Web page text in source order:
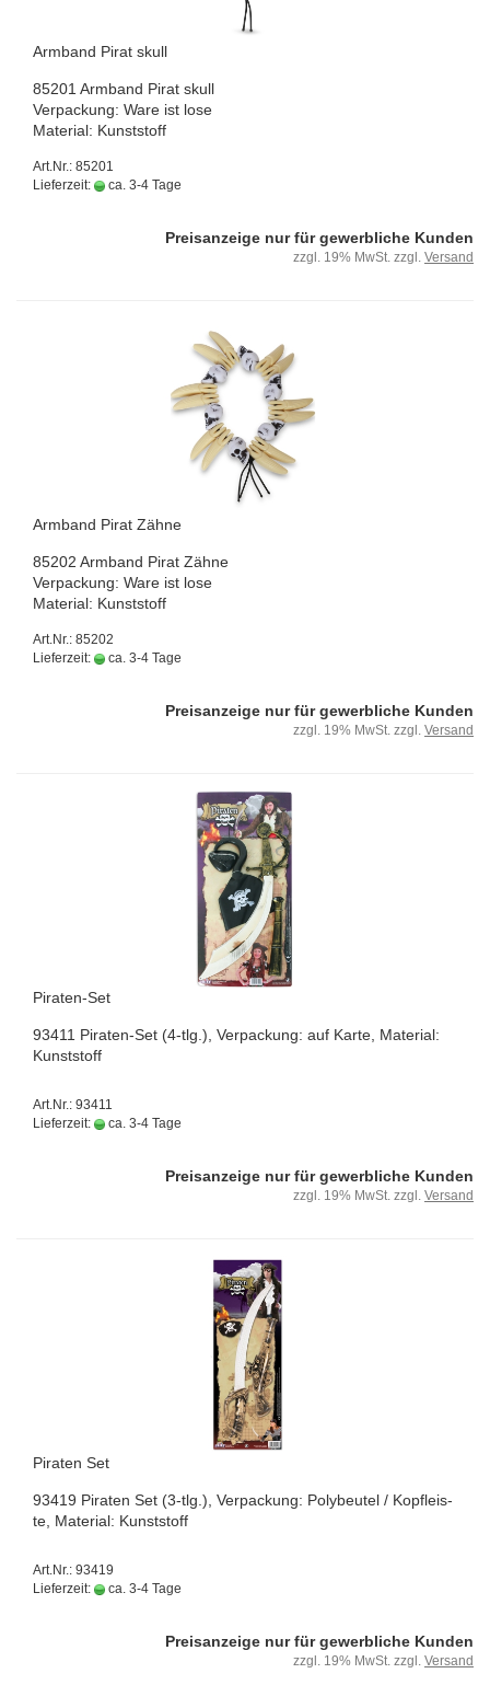
Arm­band Pirat skull
85201 Arm­band Pirat skull
Ver­pa­ckung: Ware ist lose
Ma­te­ri­al: Kunst­stoff
Art.Nr.: 85201
Lieferzeit:
ca. 3-4 Tage
Preisanzeige nur für gewerbliche Kunden
zzgl. 19% MwSt. zzgl. Versand
Arm­band Pirat Zähne
85202 Arm­band Pirat Zähne
Ver­pa­ckung: Ware ist lose
Ma­te­ri­al: Kunst­stoff
Art.Nr.: 85202
Lieferzeit:
ca. 3-4 Tage
Preisanzeige nur für gewerbliche Kunden
zzgl. 19% MwSt. zzgl. Versand
Piraten-​​Set
93411 Piraten-​Set (4-tlg.), Ver­pa­ckung: auf Karte, Ma­te­ri­al:
Kunst­stoff
Art.Nr.: 93411
Lieferzeit:
ca. 3-4 Tage
Preisanzeige nur für gewerbliche Kunden
zzgl. 19% MwSt. zzgl. Versand
Pi­ra­ten Set
93419 Pi­ra­ten Set (3-tlg.), Ver­pa­ckung: Po­ly­beu­tel / Kopf­leis­
te, Ma­te­ri­al: Kunst­stoff
Art.Nr.: 93419
Lieferzeit:
ca. 3-4 Tage
Preisanzeige nur für gewerbliche Kunden
zzgl. 19% MwSt. zzgl. Versand